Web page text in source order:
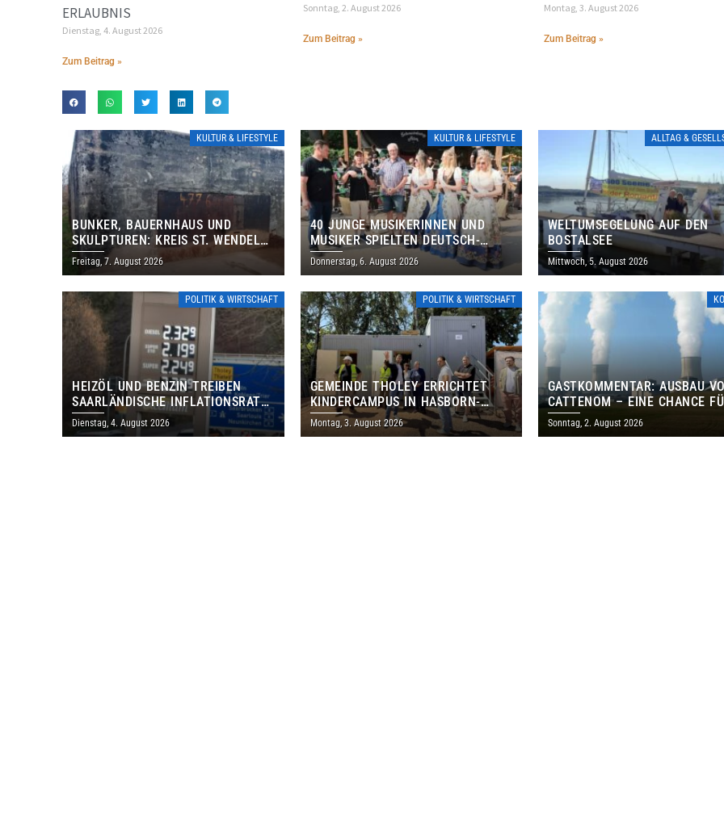
ERLAUBNIS
Dienstag, 4. August 2026
Zum Beitrag »
Sonntag, 2. August 2026
Zum Beitrag »
Montag, 3. August 2026
Zum Beitrag »
KULTUR & LIFESTYLE
BUNKER, BAUERNHAUS UND
SKULPTUREN: KREIS ST. WENDEL
LÄDT ZUM TAG DES OFFENEN
DENKMALS EIN
Freitag, 7. August 2026
KULTUR & LIFESTYLE
40 JUNGE MUSIKERINNEN UND
MUSIKER SPIELTEN DEUTSCH-
BRASILIANISCHES PROGRAMM IN
THOLEY
Donnerstag, 6. August 2026
ALLTAG &
WELTUMSEGELUNG AUF DEN
BOSTALSEE
Mittwoch, 5. August 2026
POLITIK & WIRTSCHAFT
HEIZÖL UND BENZIN TREIBEN
SAARLÄNDISCHE INFLATIONSRATE
IM JULI AUF 3,2 PROZENT
Dienstag, 4. August 2026
POLITIK & WIRTSCHAFT
GEMEINDE THOLEY ERRICHTET
KINDERCAMPUS IN HASBORN-
DAUTWEILER FÜR RUND 8,5 BIS 9
MILLIONEN EURO
Montag, 3. August 2026
GASTKOMMENTAR: AUSBAU
CATTENOM – EINE CHANCE
LOTHRINGEN UND DAS
Sonntag, 2. August 2026